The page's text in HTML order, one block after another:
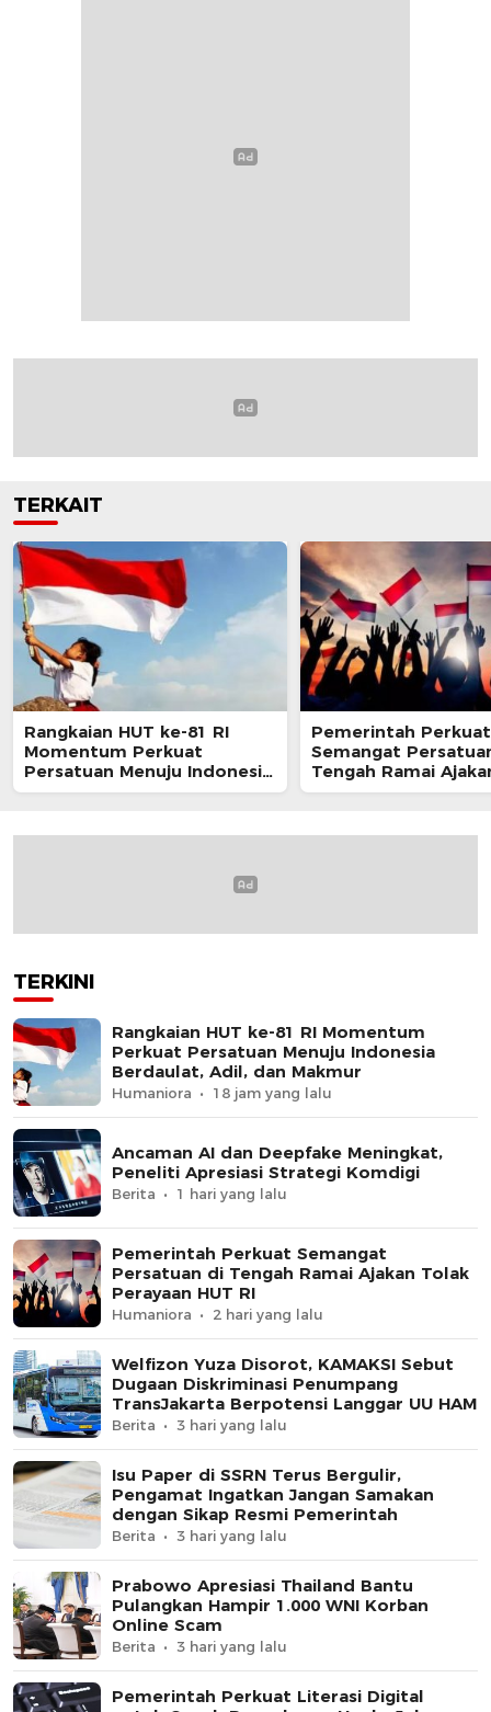
TERKAIT
Rangkaian HUT ke-81 RI
Momentum Perkuat
Persatuan Menuju Indonesia
Berdaulat, Adil, dan Makmur
Pemerintah Perkuat
Semangat
Tengah Ramai
Perayaan HUT RI
TERKINI
Rangkaian HUT ke-81 RI Momentum
Perkuat Persatuan Menuju Indonesia
Berdaulat, Adil, dan Makmur
Humaniora 18 jam yang lalu
Ancaman AI dan Deepfake Meningkat,
Peneliti Apresiasi Strategi Komdigi
Berita 1 hari yang lalu
Pemerintah Perkuat Semangat
Persatuan di Tengah Ramai Ajakan Tolak
Perayaan HUT RI
Humaniora 2 hari yang lalu
Welfizon Yuza Disorot, KAMAKSI Sebut
Dugaan Diskriminasi Penumpang
TransJakarta Berpotensi Langgar UU HAM
Berita 3 hari yang lalu
Isu Paper di SSRN Terus Bergulir,
Pengamat Ingatkan Jangan Samakan
dengan Sikap Resmi Pemerintah
Berita 3 hari yang lalu
Prabowo Apresiasi Thailand Bantu
Pulangkan Hampir 1.000 WNI Korban
Online Scam
Berita 3 hari yang lalu
Pemerintah Perkuat Literasi Digital